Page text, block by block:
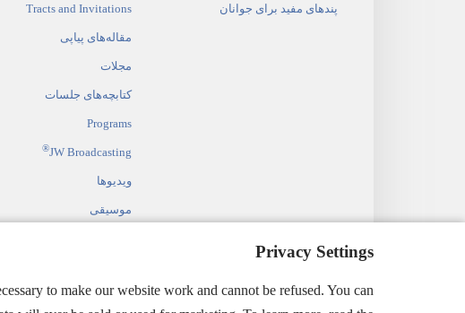
Privacy Settings
to make our website work and cannot be refused. You can
پندهای مفید برای جوانان Tracts and Invitations
مقاله‌های پیاپی
مجلات
کتابچه‌های جلسات
Programs
JW Broadcasting
®
ویدیوها
موسیقی